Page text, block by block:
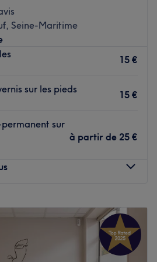
proche
uniquement à une minute à
par la ligne 17.
avec douceur et
offrir des soins personnalisés
chaleureux et convivial.
: l'onglerie et les soins
Seine-Maritime
15 €
sur les pieds
15 €
permanent sur
à partir de 25 €
Fermé
09:00 19:00
Fermé
Fermé